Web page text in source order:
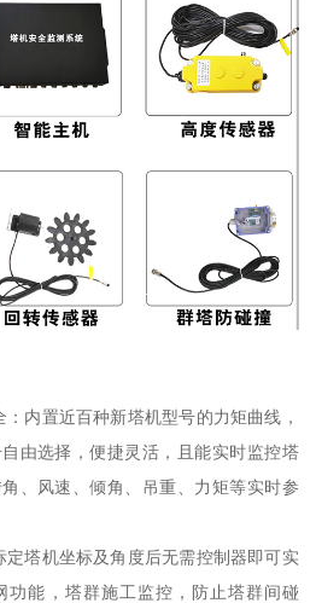
内置近百种新塔机型号的力矩曲线，
由选择，便捷灵活，且能实时监控塔
、风速、倾角、吊重、力矩等实时参
塔机坐标及角度后无需控制器即可实
功能，塔群施工监控，防止塔群间碰